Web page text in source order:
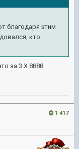
благодаря этим
кто
за 3 Х 8888
1 417